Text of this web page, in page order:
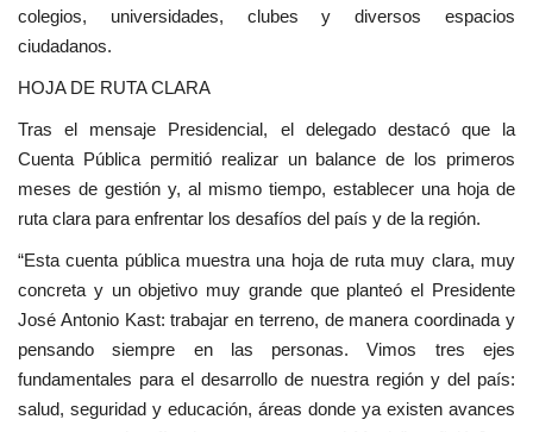
colegios, universidades, clubes y diversos espacios
ciudadanos.
HOJA DE RUTA CLARA
Tras el mensaje Presidencial, el delegado destacó que la
Cuenta Pública permitió realizar un balance de los primeros
meses de gestión y, al mismo tiempo, establecer una hoja de
ruta clara para enfrentar los desafíos del país y de la región.
“Esta cuenta pública muestra una hoja de ruta muy clara, muy
concreta y un objetivo muy grande que planteó el Presidente
José Antonio Kast: trabajar en terreno, de manera coordinada y
pensando siempre en las personas. Vimos tres ejes
fundamentales para el desarrollo de nuestra región y del país:
salud, seguridad y educación, áreas donde ya existen avances